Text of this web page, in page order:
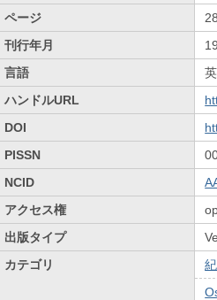
ページ
刊行年月
言語
ハンドルURL
DOI
PISSN
NCID
アクセス権
出版タイプ
カテゴリ